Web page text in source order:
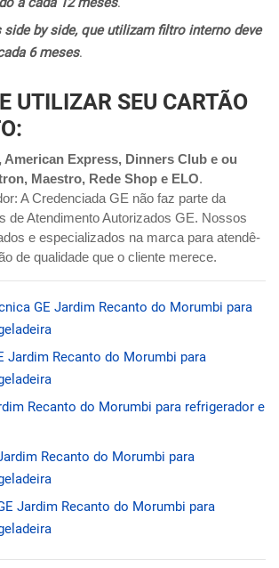
side by side, que utilizam filtro interno deve
6 meses.
UTILIZAR SEU CARTÃO
American Express, Dinners Club e ou
Maestro, Rede Shop e ELO.
A Credenciada GE não faz parte da
de Atendimento Autorizados GE. Nossos
e especializados na marca para atendê-
de qualidade que o cliente merece.
GE Jardim Recanto do Morumbi para
Jardim Recanto do Morumbi para
Recanto do Morumbi para refrigerador e
Recanto do Morumbi para
Jardim Recanto do Morumbi para